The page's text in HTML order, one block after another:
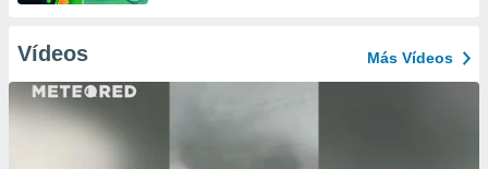
Vídeos Más Vídeos